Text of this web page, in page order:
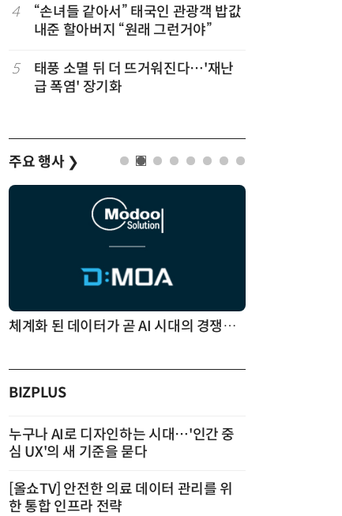
겹경사
4
“손녀들 같아서” 태국인 관광객 밥값
내준 할아버지 “원래 그런거야”
5
태풍 소멸 뒤 더 뜨거워진다…'재난
급 폭염' 장기화
주요 행사 ❯
체계화 된 데이터가 곧 AI 시대의 경쟁력이다
BIZPLUS
누구나 AI로 디자인하는 시대…'인간 중
심 UX'의 새 기준을 묻다
[올쇼TV] 안전한 의료 데이터 관리를 위
한 통합 인프라 전략